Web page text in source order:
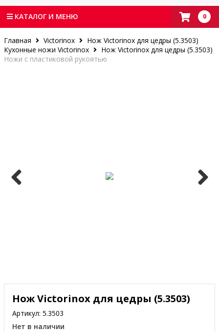
КАТАЛОГ И МЕНЮ 0
Главная Victorinox
Нож Victorinox для цедры (5.3503)
Кухонные ножи Victorinox
Нож Victorinox для цедры (5.3503)
Ножи с пластиковой рукоятью
Нож Victorinox для цедры (5.3503)
Артикул: 5.3503
Нет в наличии